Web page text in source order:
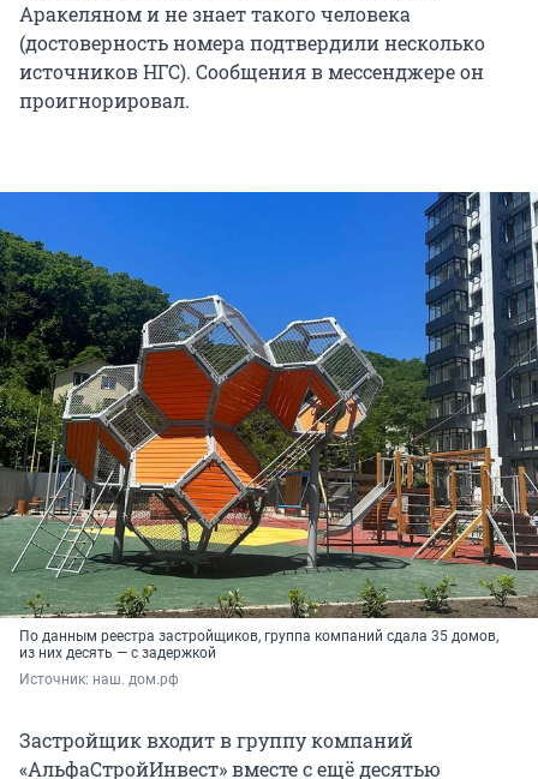
Аракеляном и не знает такого человека
(достоверность номера подтвердили несколько
источников НГС). Сообщения в мессенджере он
проигнорировал.
По данным реестра застройщиков, группа компаний сдала 35 домов,
из них десять — с задержкой
Источник: наш. дом.рф
Застройщик входит в группу компаний
«АльфаСтройИнвест» вместе с ещё десятью